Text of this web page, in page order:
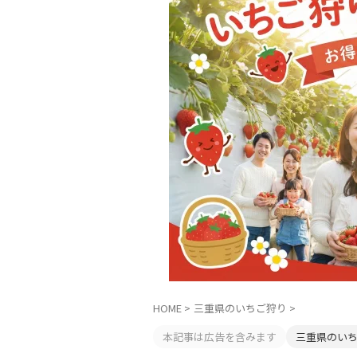
HOME > 三重県のいちご狩り >
本記事は広告を含みます
三重県のい